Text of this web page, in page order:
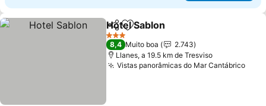
PartilharAdicionar aos favoritos
Hotel Sablon
3 Estrelas
8,4 Muito boa
2.743
Llanes, a 19.5 km de Tresviso
Vistas panorâmicas do Mar CantábricoVer